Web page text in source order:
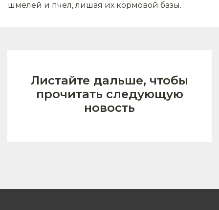
шмелей и пчел, лишая их кормовой базы.
Листайте дальше, чтобы
прочитать следующую
новость